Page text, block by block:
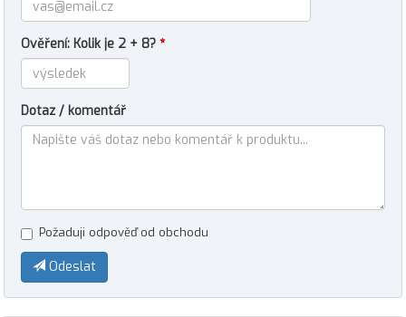
Ověření: Kolik je 2 + 8? *
Dotaz / komentář
Požaduji odpověď od obchodu
Odeslat